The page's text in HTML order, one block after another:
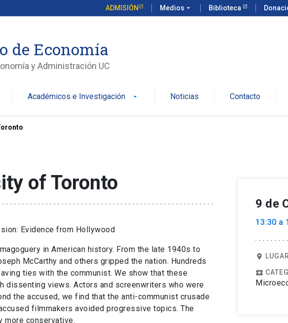
ADMISIÓN Medios arrow_drop_down Biblioteca
de Economía
y Administración UC
Académicos e Investigación arrow_drop_down Noticias Contacto
of Toronto
Evidence from Hollywood
in American history. From the late 1940s to
McCarthy and others gripped the nation. Hundreds
ties with the communist. We show that these
dissenting views. Actors and screenwriters who were
the accused, we find that the anti-communist crusade
filmmakers avoided progressive topics. The
more conservative.
9 de
13:30 a
location_on LUGAR
local_play